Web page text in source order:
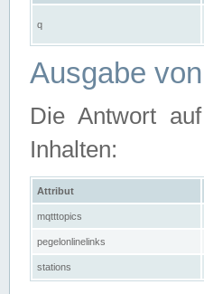
q
Ausgabe
Die Antwort
Inhalten:
Attribut
mqtttopics
pegelonlinelinks
stations